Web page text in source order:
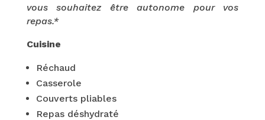
vous souhaitez être autonome pour vos
repas.*
Cuisine
Réchaud
Casserole
Couverts pliables
Repas déshydraté